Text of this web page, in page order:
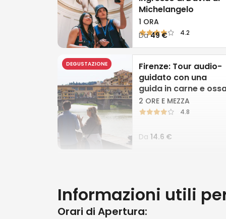
Nel 1866 i frati domenicani
dove sono esposti quasi tutti i
Basilica di San Marco è un
Michelangelo
1 ORA
4.2
Da49 €
DEGUSTAZIONE
Firenze: Tour audio-
guidato con una
guida in carne e
2 ORE E MEZZA
4.8
Da14.6 €
5 ORE
Informazioni utili
Orari di Apertura: